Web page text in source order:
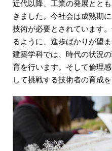
近代以降、工業の発展とと
きました。今社会は成熟期
技術が必要とされています
るように、進歩ばかりが望
建築学科では、時代の状況
育を行います。そして倫理
して挑戦する技術者の育成